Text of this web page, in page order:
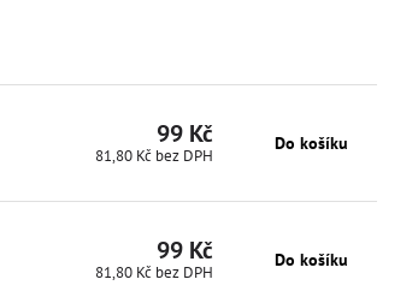
99 Kč
81,80 Kč bez DPH
Do košíku
99 Kč
81,80 Kč bez DPH
Do košíku